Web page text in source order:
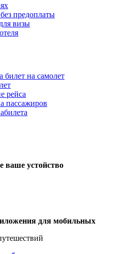
предоплаты
визы
билет на самолет
рейса
пассажиров
ваше устойство
для мобильных